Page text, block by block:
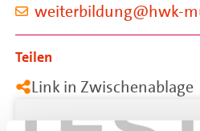
weiterbildung@hwk-
Teilen
Link in Zwischenablage